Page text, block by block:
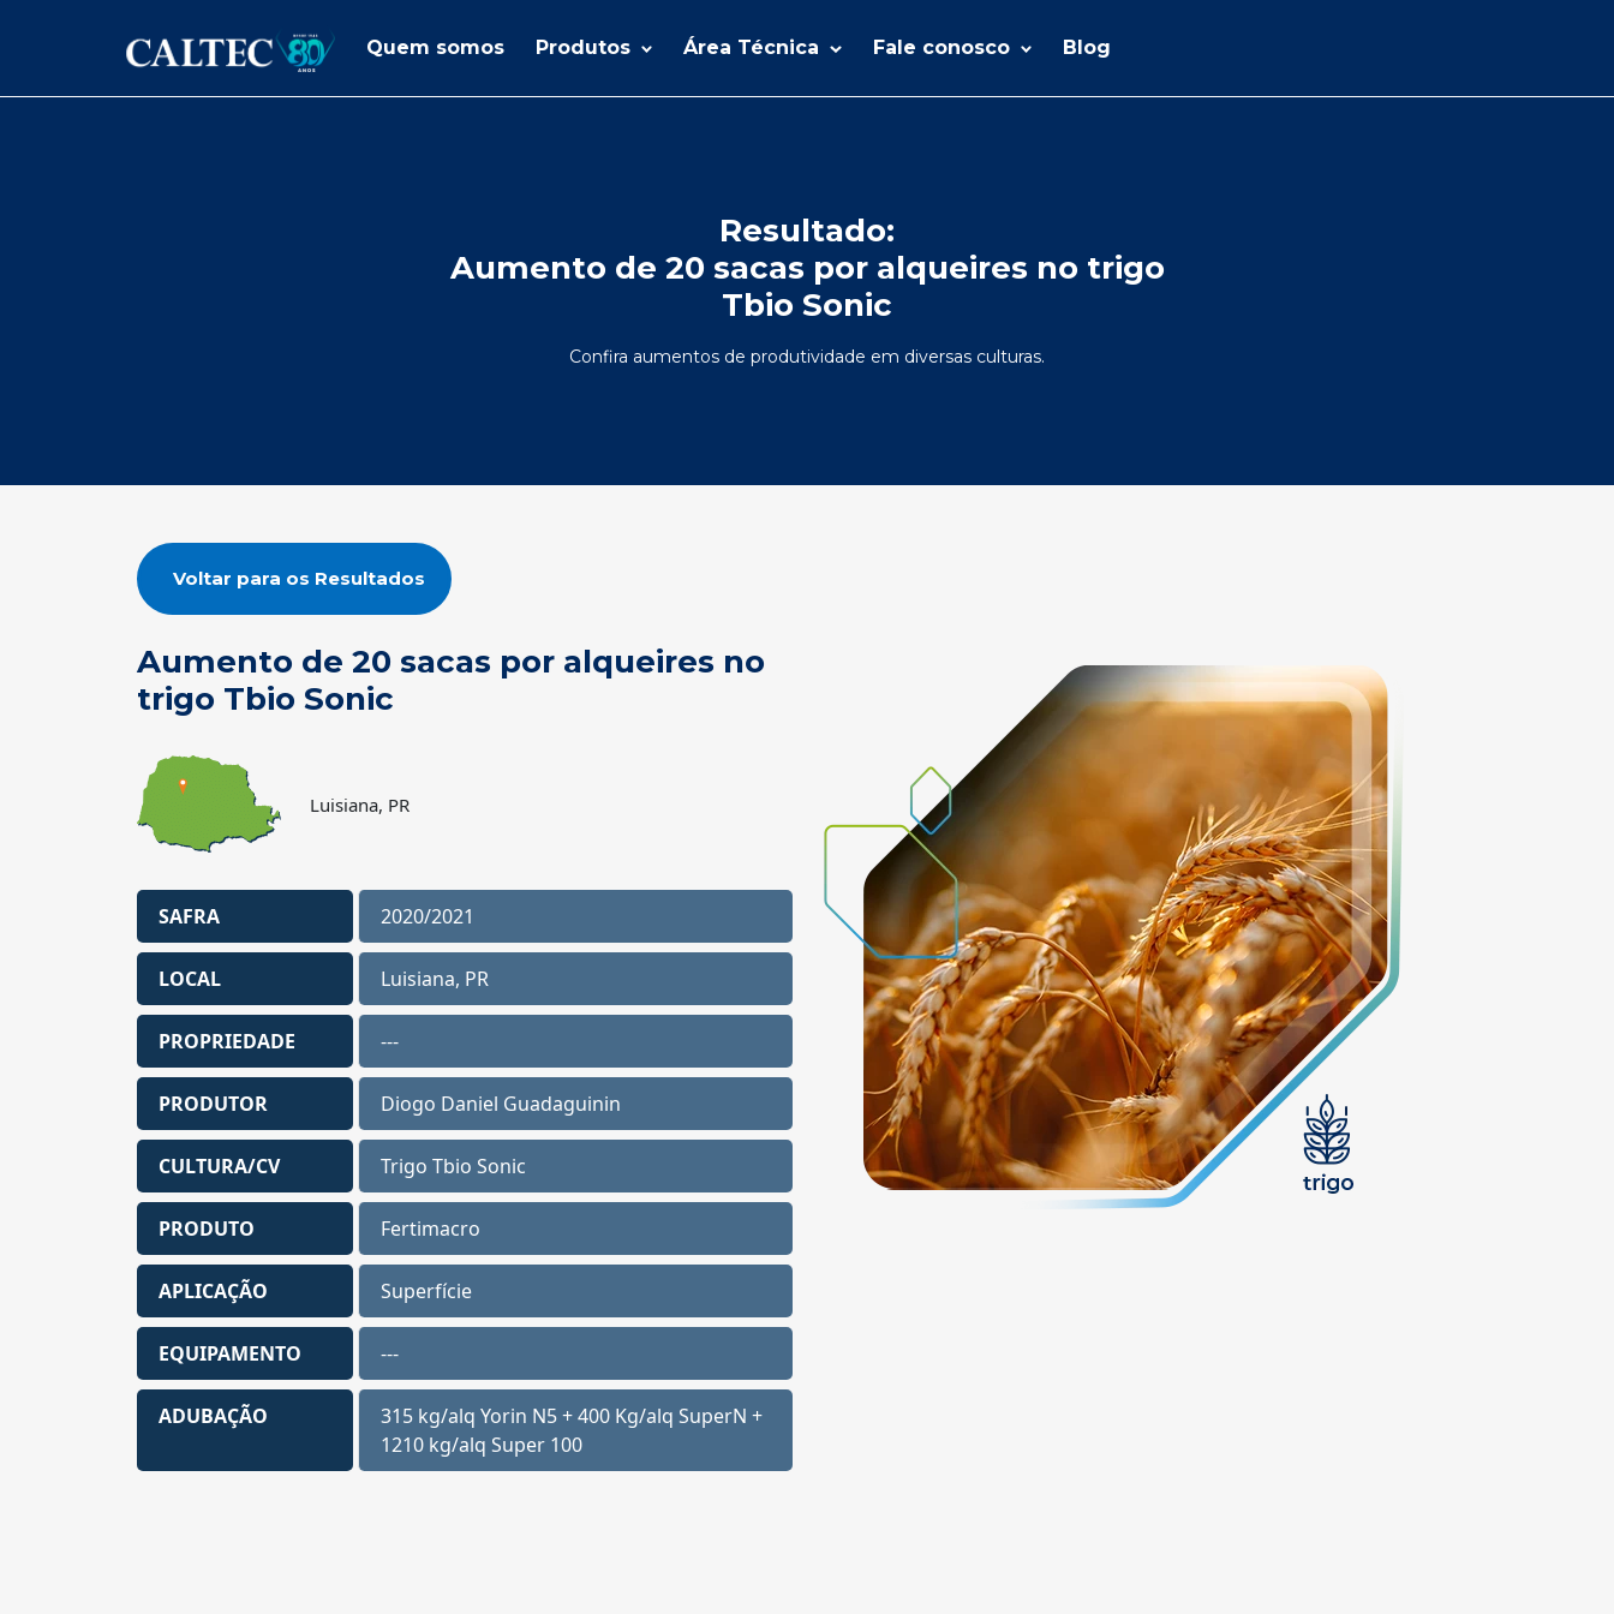
Quem somos Produtos Área Técnica Fale conosco Blog
Resultado:
Aumento de 20 sacas por alqueires no trigo
Tbio Sonic
Confira aumentos de produtividade em diversas culturas.
Voltar para os Resultados
Aumento de 20 sacas por alqueires no
trigo Tbio Sonic
Luisiana, PR
SAFRA 2020/2021
LOCAL Luisiana, PR
PROPRIEDADE ---
PRODUTOR Diogo Daniel Guadaguinin
CULTURA/CV Trigo Tbio Sonic
PRODUTO Fertimacro
APLICAÇÃO Superfície
EQUIPAMENTO ---
ADUBAÇÃO
315 kg/alq Yorin N5 + 400 Kg/alq SuperN +
1210 kg/alq Super 100